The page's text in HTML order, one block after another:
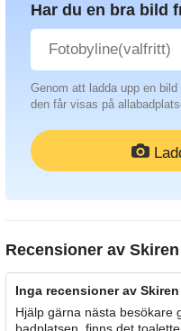
Har du en bra bild
Genom att ladda upp en
den får visas på
Recensioner av Skiren
Inga recensioner av
Hjälp gärna nästa besökare